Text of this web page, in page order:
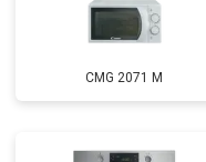
CMG 2071 M